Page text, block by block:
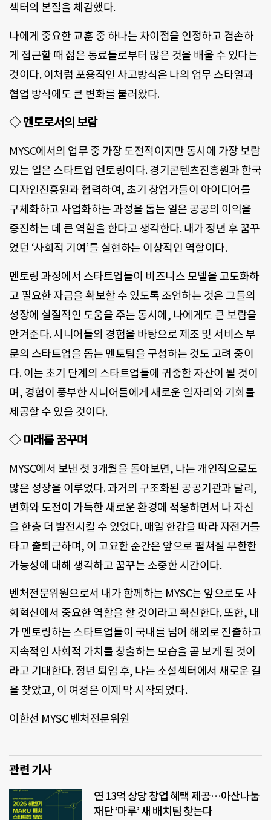
섹터의 본질을 체감했다.
나에게 중요한 교훈 중 하나는 차이점을 인정하고 겸손하
게 접근할 때 젊은 동료들로부터 많은 것을 배울 수 있다는
것이다. 이처럼 포용적인 사고방식은 나의 업무 스타일과
협업 방식에도 큰 변화를 불러왔다.
◇ 멘토로서의 보람
MYSC에서의 업무 중 가장 도전적이지만 동시에 가장 보람
있는 일은 스타트업 멘토링이다. 경기콘텐츠진흥원과 한국
디자인진흥원과 협력하여, 초기 창업가들이 아이디어를
구체화하고 사업화하는 과정을 돕는 일은 공공의 이익을
증진하는 데 큰 역할을 한다고 생각한다. 내가 정년 후 꿈꾸
었던 ‘사회적 기여’를 실현하는 이상적인 역할이다.
멘토링 과정에서 스타트업들이 비즈니스 모델을 고도화하
고 필요한 자금을 확보할 수 있도록 조언하는 것은 그들의
성장에 실질적인 도움을 주는 동시에, 나에게도 큰 보람을
안겨준다. 시니어들의 경험을 바탕으로 제조 및 서비스 부
문의 스타트업을 돕는 멘토팀을 구성하는 것도 고려 중이
다. 이는 초기 단계의 스타트업들에 귀중한 자산이 될 것이
며, 경험이 풍부한 시니어들에게 새로운 일자리와 기회를
제공할 수 있을 것이다.
◇ 미래를 꿈꾸며
MYSC에서 보낸 첫 3개월을 돌아보면, 나는 개인적으로도
많은 성장을 이루었다. 과거의 구조화된 공공기관과 달리,
변화와 도전이 가득한 새로운 환경에 적응하면서 나 자신
을 한층 더 발전시킬 수 있었다. 매일 한강을 따라 자전거를
타고 출퇴근하며, 이 고요한 순간은 앞으로 펼쳐질 무한한
가능성에 대해 생각하고 꿈꾸는 소중한 시간이다.
벤처전문위원으로서 내가 함께하는 MYSC는 앞으로도 사
회혁신에서 중요한 역할을 할 것이라고 확신한다. 또한, 내
가 멘토링하는 스타트업들이 국내를 넘어 해외로 진출하고
지속적인 사회적 가치를 창출하는 모습을 곧 보게 될 것이
라고 기대한다. 정년 퇴임 후, 나는 소셜섹터에서 새로운 길
을 찾았고, 이 여정은 이제 막 시작되었다.
이한선 MYSC 벤처전문위원
관련 기사
연 13억 상당 창업 혜택 제공…아산나눔
재단 ‘마루’ 새 배치팀 찾는다